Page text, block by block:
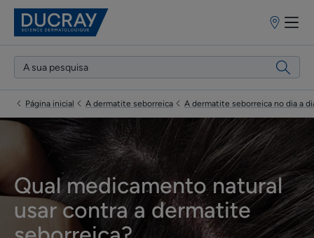
Pontos
venda
Página inicial A dermatite seborreica A dermatite seborreica no dia a
Qual medicamento natural
usar contra a dermatite